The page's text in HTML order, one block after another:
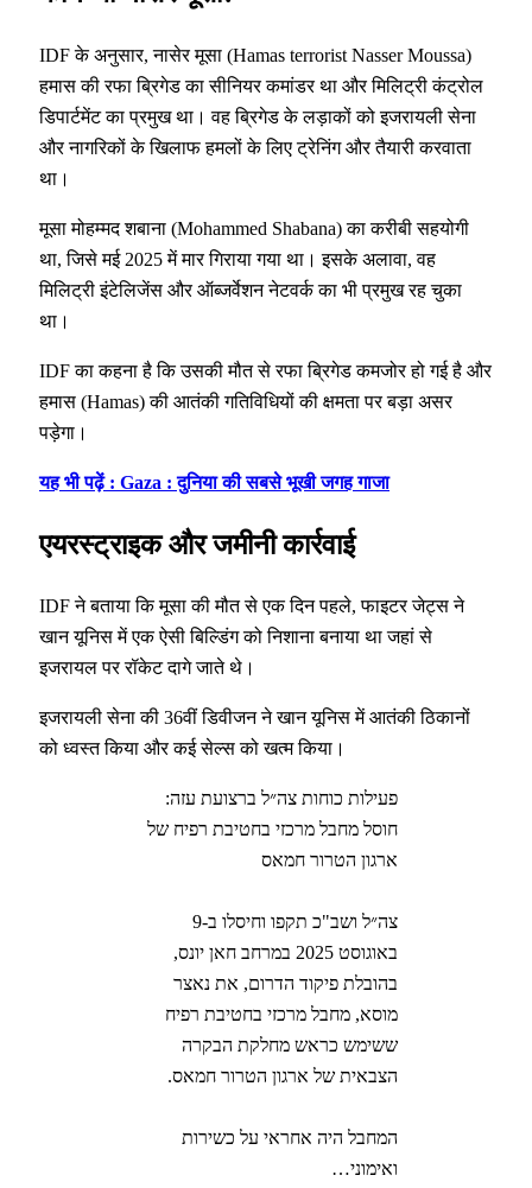
IDF के अनुसार, नासेर मूसा (Hamas terrorist Nasser Moussa)
हमास की रफा ब्रिगेड का सीनियर कमांडर था और मिलिट्री कंट्रोल
डिपार्टमेंट का प्रमुख था। वह ब्रिगेड के लड़ाकों को इजरायली सेना
और नागरिकों के खिलाफ हमलों के लिए ट्रेनिंग और तैयारी करवाता
था।
मूसा मोहम्मद शबाना (Mohammed Shabana) का करीबी सहयोगी
था, जिसे मई 2025 में मार गिराया गया था। इसके अलावा, वह
मिलिट्री इंटेलिजेंस और ऑब्जर्वेशन नेटवर्क का भी प्रमुख रह चुका
था।
IDF का कहना है कि उसकी मौत से रफा ब्रिगेड कमजोर हो गई है और
हमास (Hamas) की आतंकी गतिविधियों की क्षमता पर बड़ा असर
पड़ेगा।
यह भी पढ़ें : Gaza : दुनिया की सबसे भूखी जगह गाजा
एयरस्ट्राइक और जमीनी कार्रवाई
IDF ने बताया कि मूसा की मौत से एक दिन पहले, फाइटर जेट्स ने
खान यूनिस में एक ऐसी बिल्डिंग को निशाना बनाया था जहां से
इजरायल पर रॉकेट दागे जाते थे।
इजरायली सेना की 36वीं डिवीजन ने खान यूनिस में आतंकी ठिकानों
को ध्वस्त किया और कई सेल्स को खत्म किया।
פעילות כוחות צה״ל ברצועת עזה:
חוסל מחבל מרכזי בחטיבת רפיח של
ארגון הטרור חמאס
צה״ל ושב"כ תקפו וחיסלו ב-9
באוגוסט 2025 במרחב חאן יונס,
בהובלת פיקוד הדרום, את נאצר
מוסא, מחבל מרכזי בחטיבת רפיח
ששימש כראש מחלקת הבקרה
הצבאית של ארגון הטרור חמאס.
המחבל היה אחראי על כשירות
ואימוני…